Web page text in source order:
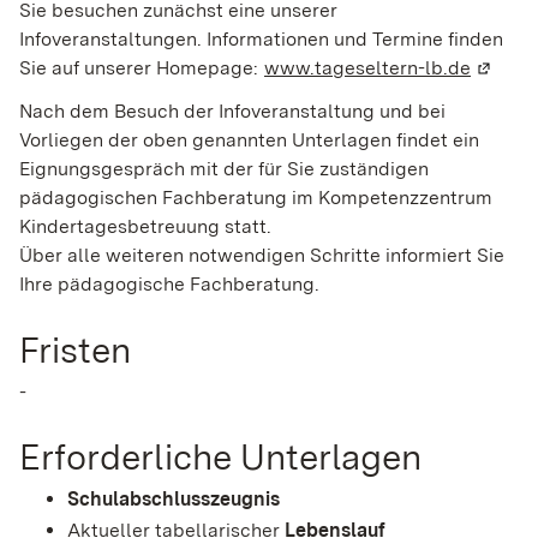
Sie besuchen zunächst eine unserer
Infoveranstaltungen. Informationen und Termine finden
Sie auf unserer Homepage: www.tageseltern-lb.de (Wird
Nach dem Besuch der Infoveranstaltung und bei
Vorliegen der oben genannten Unterlagen findet ein
Eignungsgespräch mit der für Sie zuständigen
pädagogischen Fachberatung im Kompetenzzentrum
Kindertagesbetreuung statt.
Über alle weiteren notwendigen Schritte informiert Sie
Ihre pädagogische Fachberatung.
Fristen
-
Erforderliche Unterlagen
Schulabschlusszeugnis
Aktueller tabellarischer Lebenslauf